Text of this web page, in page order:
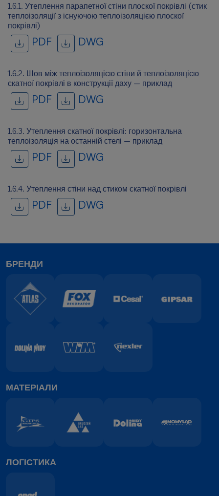
1.6.1. Утеплення парапетної стіни плоскої покрівлі (стик
теплоізоляції з існуючою теплоізоляцією плоскої
покрівлі)
PDF DWG
1.6.2. Шов між теплоізоляцією стіни й теплоізоляцією
скатної покрівлі в конструкції даху — приклад
PDF DWG
1.6.3. Утеплення скатної покрівлі: горизонтальна
теплоізоляція на останній стелі — приклад
PDF DWG
1.6.4. Утеплення стіни над стиком скатної покрівлі
PDF DWG
БРЕНДИ
МАТЕРІАЛИ
ЛОГІСТИКА